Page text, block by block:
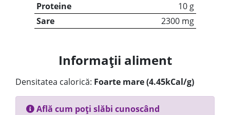
Proteine
10 g
Sare
2300 mg
Informații aliment
Densitatea calorică: Foarte mare (4.45kCal/g)
Află cum poți slăbi cunoscând